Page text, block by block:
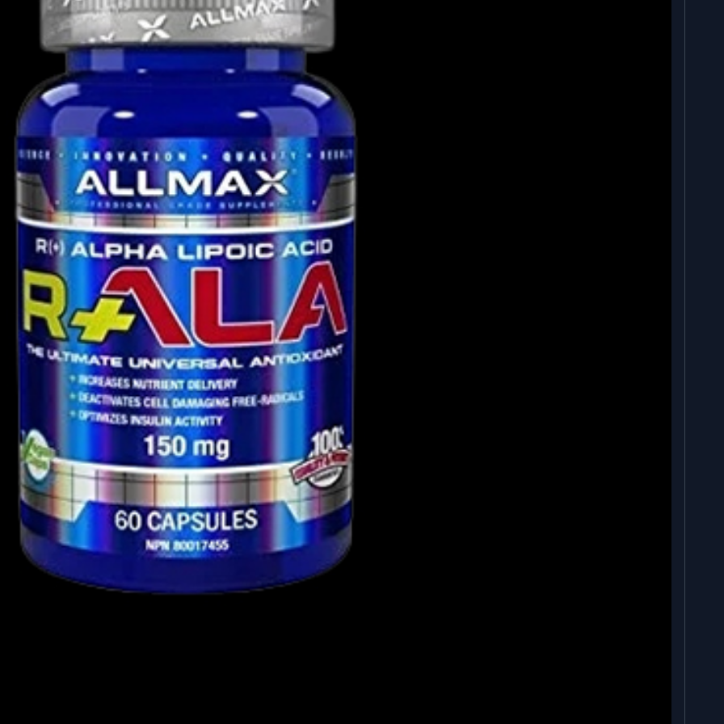
όταν καταναλώνετε τουλάχιστον μία
αντιστάσεις. Ορισμένοι προτιμούν να
τους, που είναι ένας πολύ καλός
με τον καλύτερο δυνατό τρόπο